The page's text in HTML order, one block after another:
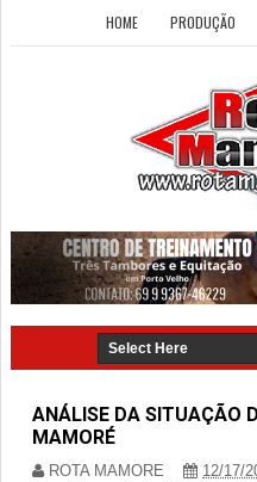
HOME PRODUÇÃO
ANÁLISE DA SITUAÇÃO
MAMORÉ
ROTA MAMORE 12/17/